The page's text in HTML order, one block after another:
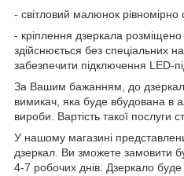
- світловий малюнок рівномірно
- кріплення дзеркала
здійснюється без спеціальних
забезпечити підключення LED-
За Вашим бажанням, до
вимикач, яка буде вбудована в
вироби. Вартість такої послуги
У нашому магазині
дзеркал. Ви зможете замовити
4-7 робочих днів. Дзеркало